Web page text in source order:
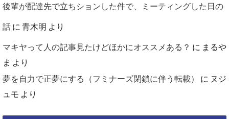
後輩が配達先で立ちションした件で、ミーティングした日の
話 に 青木明 より
マキヤって人の記事見たけどほかにオススメある？ に まるや
ま より
夢を自力で正夢にする（フミナーズ閉鎖に伴う転載）
に ヌジ
ュモ より